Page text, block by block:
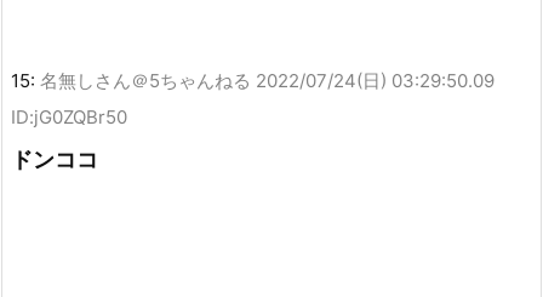
15: 名無しさん＠5ちゃんねる 2022/07/24(日) 03:29:50.09
ID:jG0ZQBr50
ドンココ